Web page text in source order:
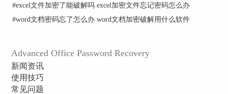
#excel文件加密了能破解吗 excel加密文件忘记密码怎么办
#word文档密码忘了怎么办 word文档加密破解用什么软件
Advanced Office Password Recovery
新闻资讯
使用技巧
常见问题